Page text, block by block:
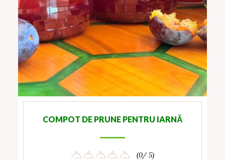
COMPOT DE PRUNE PENTRU IARNĂ
(0/ 5)